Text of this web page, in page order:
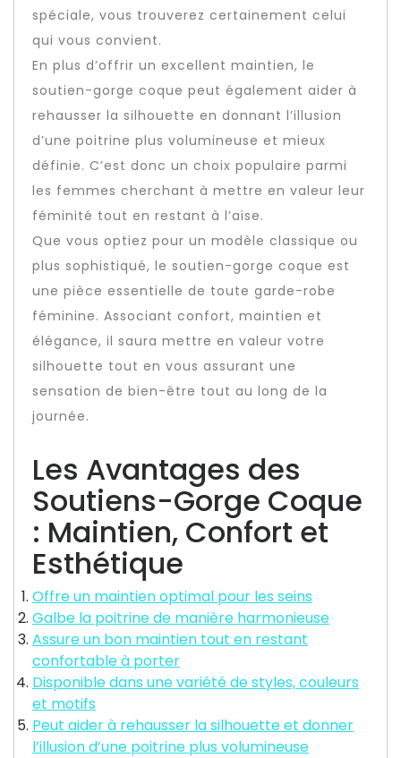
spéciale, vous trouverez certainement celui
qui vous convient.
En plus d’offrir un excellent maintien, le
soutien-gorge coque peut également aider à
rehausser la silhouette en donnant l’illusion
d’une poitrine plus volumineuse et mieux
définie. C’est donc un choix populaire parmi
les femmes cherchant à mettre en valeur leur
féminité tout en restant à l’aise.
Que vous optiez pour un modèle classique ou
plus sophistiqué, le soutien-gorge coque est
une pièce essentielle de toute garde-robe
féminine. Associant confort, maintien et
élégance, il saura mettre en valeur votre
silhouette tout en vous assurant une
sensation de bien-être tout au long de la
journée.
Les Avantages des
Soutiens-Gorge Coque
: Maintien, Confort et
Esthétique
Offre un maintien optimal pour les seins
Galbe la poitrine de manière harmonieuse
Assure un bon maintien tout en restant
confortable à porter
Disponible dans une variété de styles, couleurs
et motifs
Peut aider à rehausser la silhouette et donner
l’illusion d’une poitrine plus volumineuse